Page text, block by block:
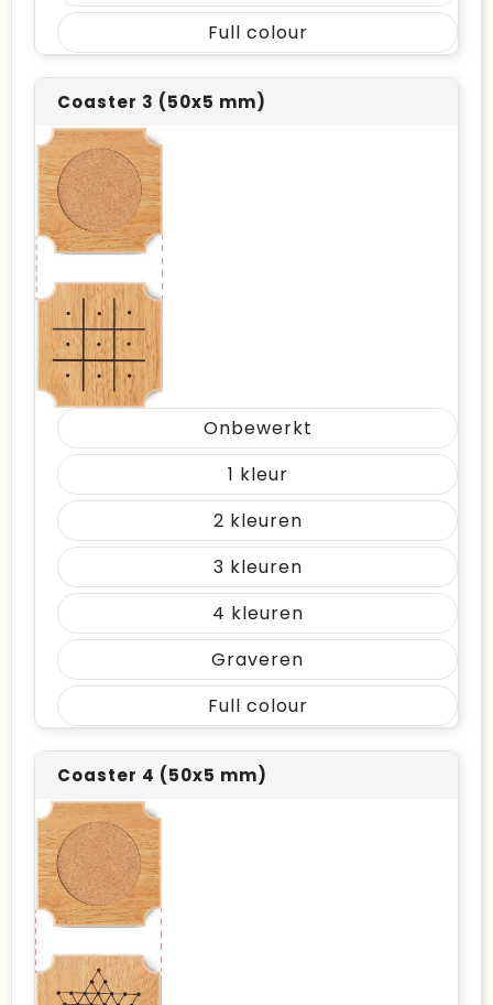
Full colour
Coaster 3 (50x5 mm)
Onbewerkt
1
2
3
4
Graveren
Full colour
Coaster 4 (50x5 mm)